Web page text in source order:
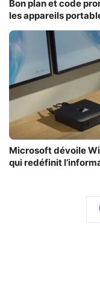
Bon plan et code
les appareils
Microsoft dévoile
qui redéfinit